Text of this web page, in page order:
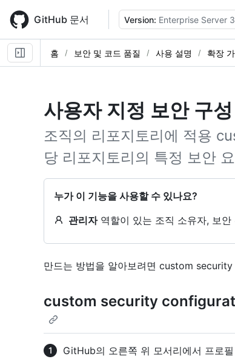
main
content
GitHub 문서 Version: Enterprise Server
홈 보안 및 코드 품질 사용 설명 확장
사용자 지정 보안 구
조직의 리포지토리에 적용
당 리포지토리의 특정 보안
누가 이 기능을 사용할 수 있나요?
관리자역할이 있는 조직 소유자, 보안
만드는 방법을 알아보려면 custom
custom security
GitHub의 오른쪽 위 모서리에서 프로